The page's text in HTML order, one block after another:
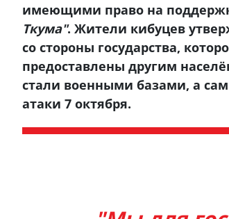
имеющими право на
Ткума". Жители кибуцев
со стороны государства,
предоставлены другим
стали военными базами, а
атаки 7 октября.